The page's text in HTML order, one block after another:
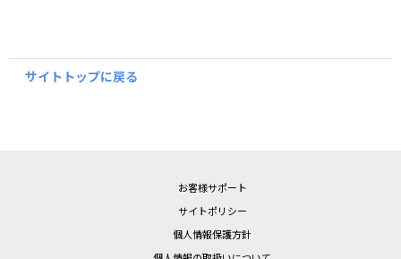
サイトトップに戻る
お客様サポート
サイトポリシー
個人情報保護方針